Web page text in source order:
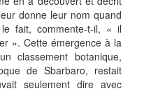
donne leur nom quand
fait, commente-t-il, « il
». Cette émergence à la
classement botanique,
de Sbarbaro, restait
seulement dire avec